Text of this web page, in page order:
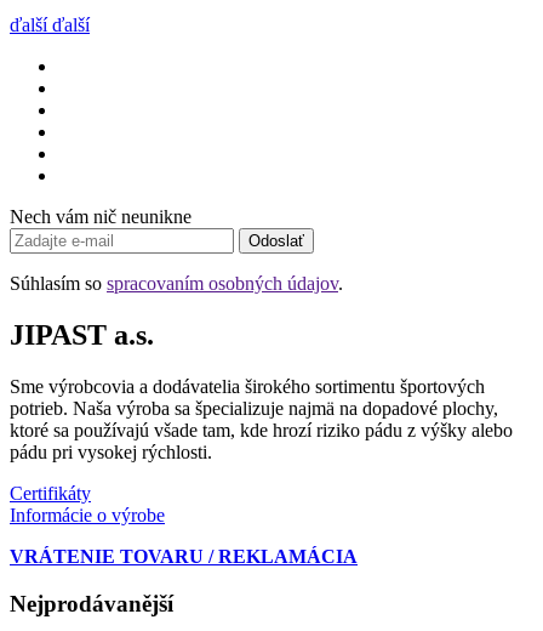
ďalší ďalší
Nech vám nič neunikne
Odoslať
Súhlasím so spracovaním osobných údajov.
JIPAST a.s.
Sme výrobcovia a dodávatelia širokého sortimentu športových
potrieb. Naša výroba sa špecializuje najmä na dopadové plochy,
ktoré sa používajú všade tam, kde hrozí riziko pádu z výšky alebo
pádu pri vysokej rýchlosti.
Certifikáty
Informácie o výrobe
VRÁTENIE TOVARU / REKLAMÁCIA
Nejprodávanější